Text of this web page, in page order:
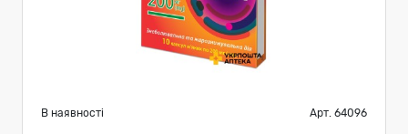
В наявності Арт. 64096